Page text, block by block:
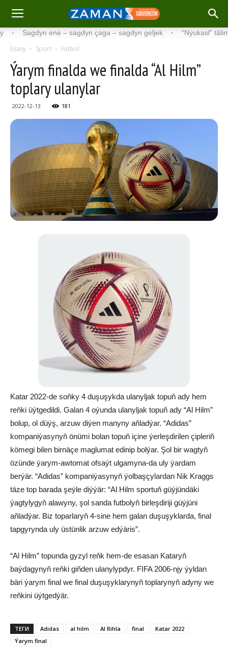
ene – sagdyn çaga – sagdyn geljek · “Nýukasl” tälimçisini
Esasy Sport Futbol
Ýarym finalda we finalda “Al Hilm”
toplary ulanylar
2022-12-13 181
Katar 2022-de soňky 4 duşuşykda ulanyljak topuň ady hem
reňki üýtgedildi. Galan 4 oýunda ulanyljak topuň ady “Al Hilm”
bolup, ol düýş, arzuw diýen manyny aňladýar. “Adidas”
kompaniýasynyň önümi bolan topuň içine ýerleşdirilen çipleriň
kömegi bilen birnäçe maglumat edinip bolýar. Şol bir wagtyň
özünde ýarym-awtomat ofsaýt ulgamyna-da uly ýardam
berýär. “Adidas” kompaniýasynyň ýolbaşçylardan Nik Kraggs
täze top barada şeýle diýýär: “Al Hilm sportuň güýjündäki
ýagtylygyň alawyny, şol sanda futbolyň birleşdiriji güýjüni
aňladýar. Biz toparlaryň 4-sine hem galan duşuşyklarda, final
tapgyrynda uly üstünlik arzuw edýäris”.
“Al Hilm” topunda gyzyl reňk hem-de esasan Kataryň
baýdagynyň reňki giňden ulanylypdyr. FIFA 2006-njy ýyldan
bäri ýarym final we final duşuşyklarynyň toplarynyň adyny we
reňkini üýtgedýär.
ТЕГИ Adidas al hilm Al Rihla final
Katar 2022
Ýarym final